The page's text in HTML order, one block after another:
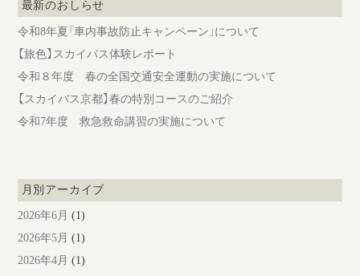
最新のおしらせ
令和8年夏「車内事故防止キャンペーン」について
【旅色】スカイバス体験レポート
令和８年度 春の全国交通安全運動の実施について
【スカイバス京都】春の特別コースのご紹介
令和7年度 救急救命講習の実施について
月別アーカイブ
2026年6月 (1)
2026年5月 (1)
2026年4月 (1)